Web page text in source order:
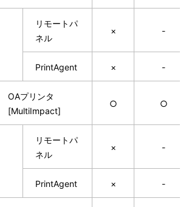
リモートパ
ネル
× -
PrintAgent × -
OAプリンタ
[MultiImpact]
○ ○
リモートパ
ネル
× -
PrintAgent × -